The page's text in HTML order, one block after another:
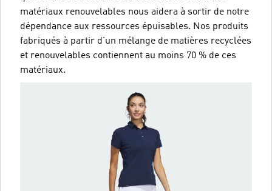
matériaux renouvelables nous aidera à sortir de notre
dépendance aux ressources épuisables. Nos produits
fabriqués à partir d'un mélange de matières recyclées
et renouvelables contiennent au moins 70 % de ces
matériaux.